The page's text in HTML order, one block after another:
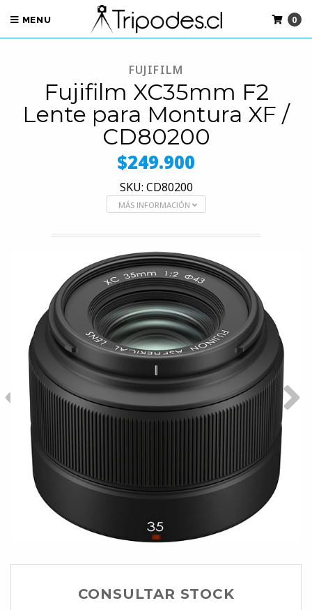
MENU 0
FUJIFILM
Fujifilm XC35mm F2
Lente para Montura XF /
CD80200
$249.900
SKU: CD80200
MÁS INFORMACIÓN
CONSULTAR STOCK